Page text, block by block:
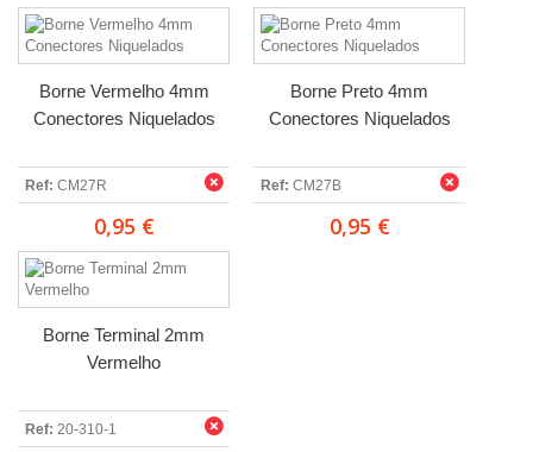
Borne Vermelho 4mm
Conectores Niquelados
Ref: CM27R
0,95 €
Borne Preto 4mm
Conectores Niquelados
Ref: CM27B
0,95 €
Borne Terminal 2mm
Vermelho
Ref: 20-310-1